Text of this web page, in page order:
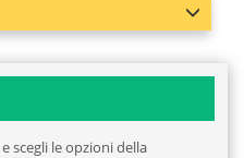
scegli le opzioni della